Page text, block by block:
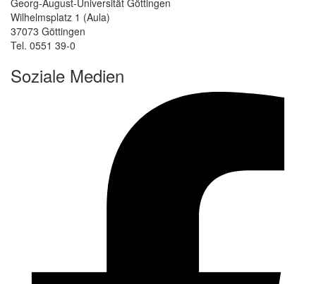
Wilhelmsplatz 1 (Aula)
37073 Göttingen
Tel. 0551 39-0
Soziale Medien